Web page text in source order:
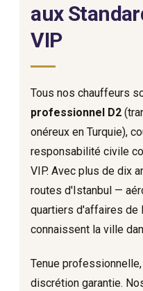
aux
VIP
Tous nos chauffeurs
professionnel D2
onéreux en Turquie),
responsabilité civile
VIP. Avec plus de dix
routes d'Istanbul —
quartiers d'affaires
connaissent la ville
Tenue
discrétion garantie.